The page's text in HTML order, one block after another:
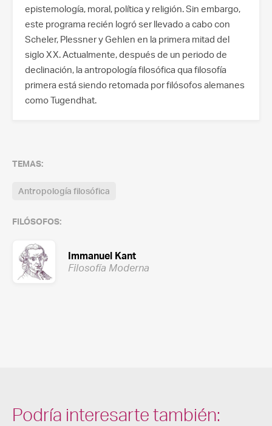
epistemología, moral, política y religión. Sin embargo,
este programa recién logró ser llevado a cabo con
Scheler, Plessner y Gehlen en la primera mitad del
siglo XX. Actualmente, después de un periodo de
declinación, la antropología filosófica qua filosofía
primera está siendo retomada por filósofos alemanes
como Tugendhat.
TEMAS:
Antropología filosófica
FILÓSOFOS:
Immanuel Kant
Filosofía Moderna
Podría interesarte también: